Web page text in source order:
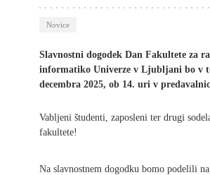
Novice
Slavnostni dogodek Dan Fakultete za
informatiko Univerze v Ljubljani bo v
decembra 2025, ob 14. uri v
Vabljeni študenti, zaposleni ter drugi
fakultete!
Na slavnostnem dogodku bomo podelili